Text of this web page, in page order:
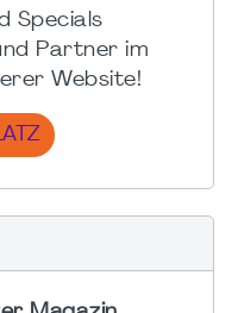
Specials
Partner im
Website!